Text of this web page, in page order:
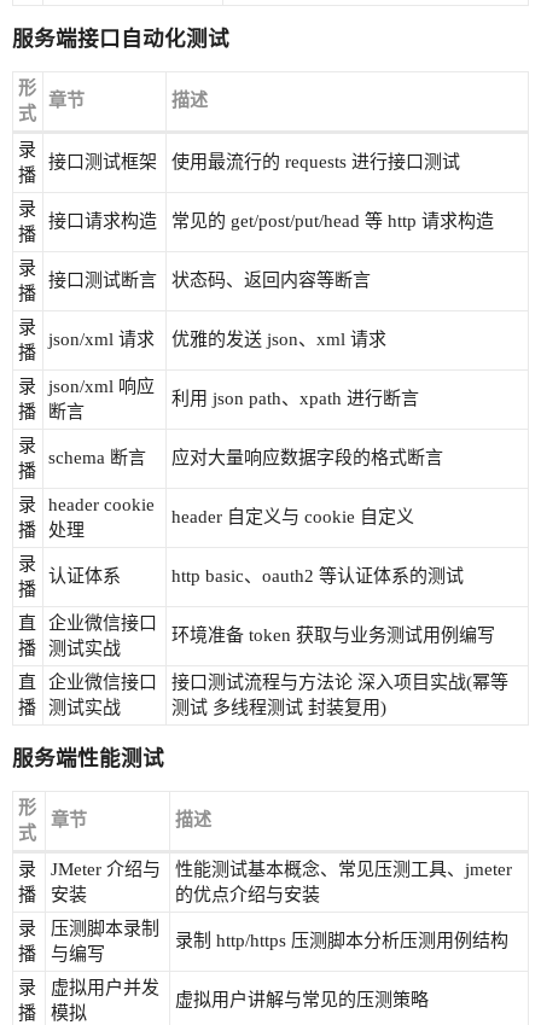
服务端接口自动化测试
形
式
章节 描述
录
播
接口测试框架 使用最流行的 requests 进行接口测试
录
播
接口请求构造 常见的 get/post/put/head 等 http 请求构造
录
播
接口测试断言 状态码、返回内容等断言
录
播
json/xml 请求 优雅的发送 json、xml 请求
录
播
json/xml 响应
断言
利用 json path、xpath 进行断言
录
播
schema 断言 应对大量响应数据字段的格式断言
录
播
header cookie
处理
header 自定义与 cookie 自定义
录
播
认证体系 http basic、oauth2 等认证体系的测试
直
播
企业微信接口
测试实战
环境准备 token 获取与业务测试用例编写
直
播
企业微信接口
测试实战
接口测试流程与方法论 深入项目实战(幂等
测试 多线程测试 封装复用)
服务端性能测试
形
式
章节 描述
录
播
JMeter 介绍与
安装
性能测试基本概念、常见压测工具、jmeter
的优点介绍与安装
录
播
压测脚本录制
与编写
录制 http/https 压测脚本分析压测用例结构
录
播
虚拟用户并发
模拟
虚拟用户讲解与常见的压测策略